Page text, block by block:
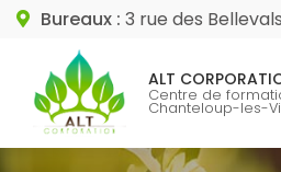
Aller
au
contenu
principal
Bureaux : 3 rue des
ALT
Centre de formation à
Chanteloup-les-